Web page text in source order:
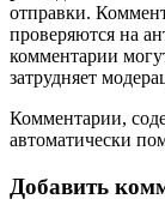
отправки.
проверяются на
комментарии
затрудняет
Комментарии,
автоматически
Добавить